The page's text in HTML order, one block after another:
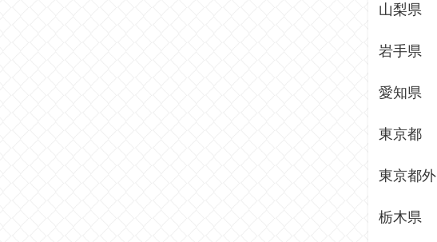
山梨県
岩手県
愛知県
東京都
東京都外
栃木県